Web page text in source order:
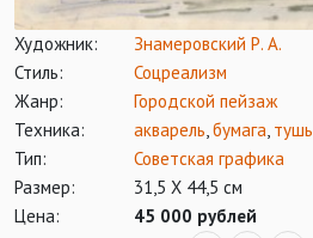
Художник:
Знамеровский Р. А.
Стиль:
Соцреализм
Жанр:
Городской пейзаж
Техника:
акварель бумага тушь
Тип:
Советская графика
Размер:
31,5 Х 44,5 см
Цена:
45 000 рублей